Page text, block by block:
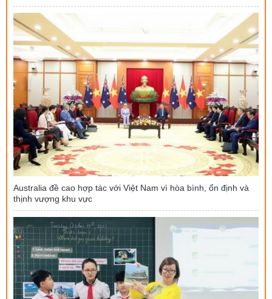
Australia đề cao hợp tác với Việt Nam vì hòa bình, ổn định và
thịnh vượng khu vực